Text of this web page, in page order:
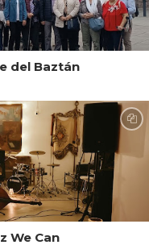
del Baztán
We Can